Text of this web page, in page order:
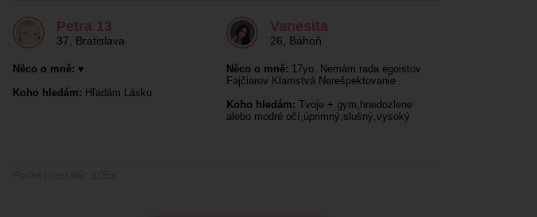
Petra 13
37 Bratislava
Něco o mně: ♥️
Koho hledám: Hľadám Lásku
Vanesita
26 Báhoň
Něco o mně: 17yo. Nemám rada egoistov
Fajčiarov Klamstvá Nerešpektovanie
Koho hledám: Tvoje + gym,hnedozlene
alebo modré očí,úprimný,slušný,vysoký